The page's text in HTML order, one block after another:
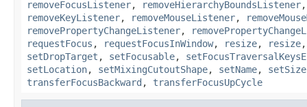
removeFocusListener, removeHierarchyBoundsListener
removeKeyListener, removeMouseListener,
removePropertyChangeListener,
requestFocus , requestFocusInWindow, resize, resize
setDropTarget , setFocusable,
setLocation, setMixingCutoutShape, setName, setSize
transferFocusBackward , transferFocusUpCycle